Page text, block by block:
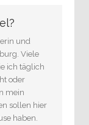
und
Viele
ich täglich
oder
mein
sollen hier
haben.